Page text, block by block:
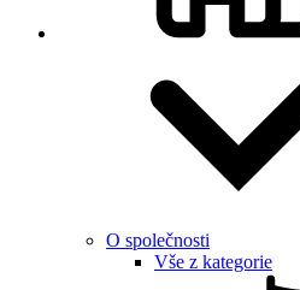
O společnosti
Vše z kategorie